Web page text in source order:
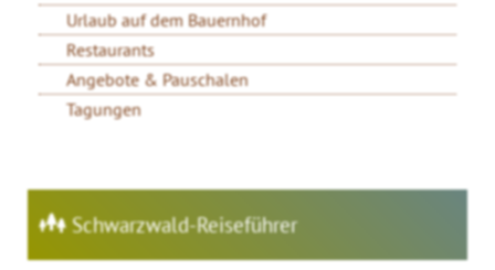
Urlaub auf dem Bauernhof
Restaurants
Angebote & Pauschalen
Tagungen
Schwarzwald-Reiseführer